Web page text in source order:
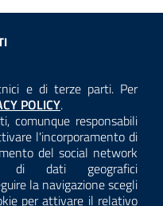
e di terze parti. Per
la
POLICY.
comunque responsabili
l'incorporamento di
del social network
di dati geografici
la navigazione scegli
per attivare il relativo